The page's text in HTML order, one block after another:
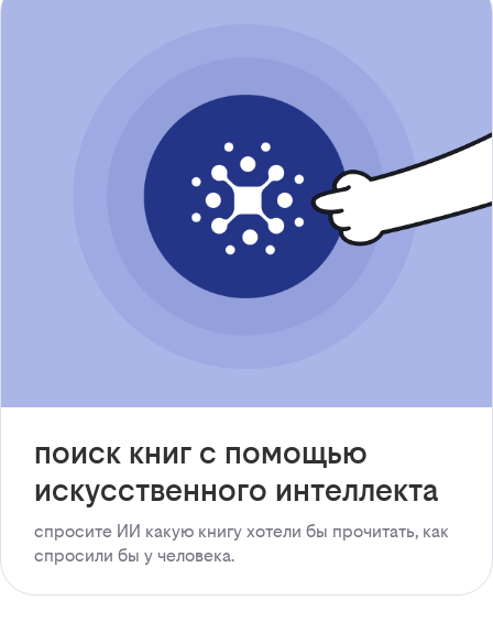
поиск книг с помощью
искусственного интеллекта
спросите ИИ какую книгу хотели бы прочитать, как
спросили бы у человека.